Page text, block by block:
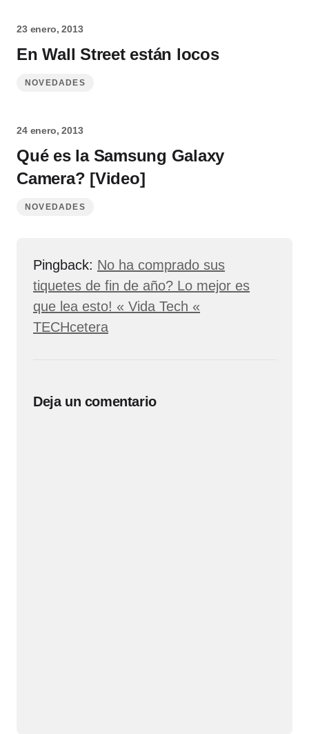
23 enero, 2013
En Wall Street están locos
NOVEDADES
24 enero, 2013
Qué es la Samsung Galaxy
Camera? [Video]
NOVEDADES
Pingback: No ha comprado sus
tiquetes de fin de año? Lo mejor es
que lea esto! « Vida Tech «
TECHcetera
Deja un comentario